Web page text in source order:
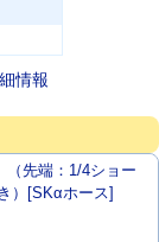
情報
先端：1/4ショー
）[SKαホース]